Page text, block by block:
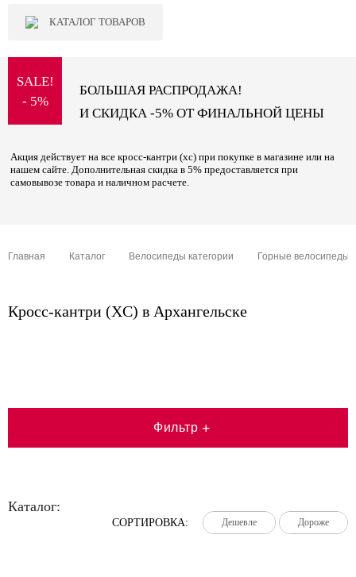
КАТАЛОГ ТОВАРОВ
SALE!
- 5%
БОЛЬШАЯ РАСПРОДАЖА!
И СКИДКА -5% ОТ ФИНАЛЬНОЙ ЦЕНЫ
Акция действует на все кросс-кантри (xc) при покупке в магазине или на
нашем сайте. Дополнительная скидка в 5% предоставляется при
самовывозе товара и наличном расчете.
Главная Каталог Велосипеды категории Горные велосипеды
Кросс-кантри (XC) в Архангельске
Фильтр +
Каталог:
СОРТИРОВКА: Дешевле
Дешевле
Дешевле Дороже
Дороже
Дороже